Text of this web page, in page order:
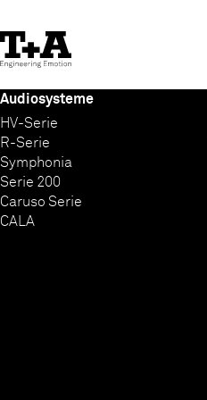
to
Content
Audiosysteme
HV-Serie
R-Serie
Symphonia
Serie 200
Caruso Serie
CALA